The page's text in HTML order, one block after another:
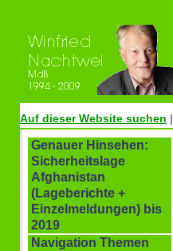
Auf dieser Website suchen |
Genauer Hinsehen:
Sicherheitslage
Afghanistan
(Lageberichte +
Einzelmeldungen) bis
2019
Navigation Themen